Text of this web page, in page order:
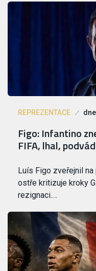
REPREZENTACE
Figo: Infantino
FIFA, lhal,
Luís Figo zveřejnil
ostře kritizuje kroky
rezignaci.…